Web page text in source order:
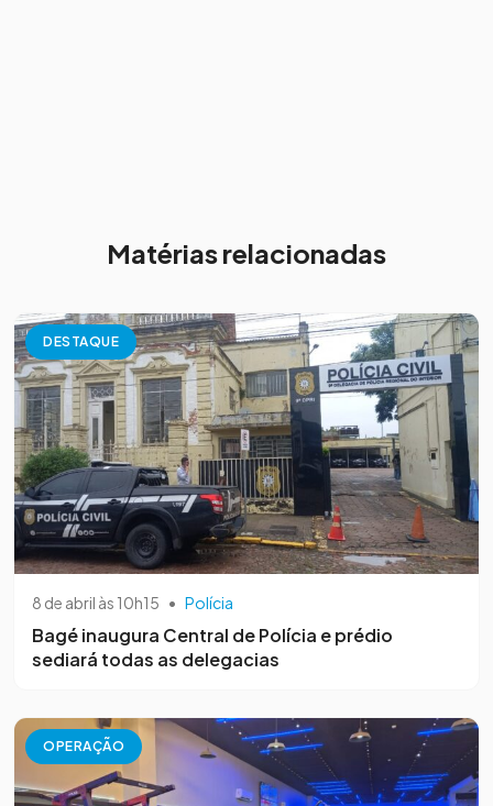
Matérias relacionadas
DESTAQUE
8 de abril às 10h15 • Polícia
Bagé inaugura Central de Polícia e prédio
sediará todas as delegacias
OPERAÇÃO